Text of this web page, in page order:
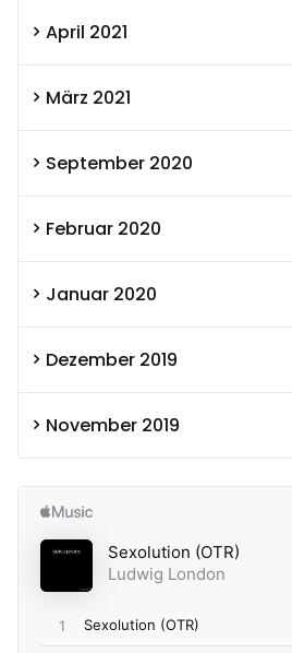
April 2021
März 2021
September 2020
Februar 2020
Januar 2020
Dezember 2019
November 2019